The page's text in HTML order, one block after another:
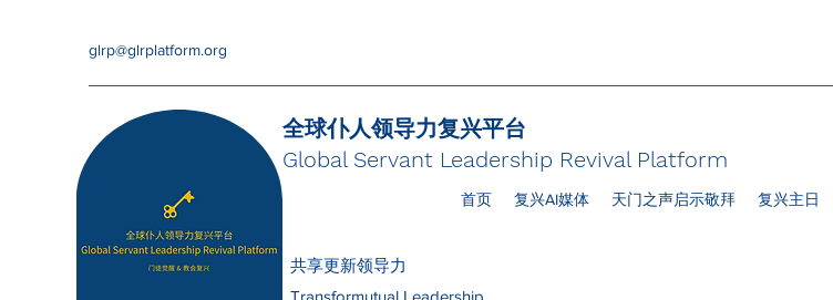
glrp@glrplatform.org
全球仆人领导力复兴平台
Global Servant Leadership Revival Platform
共享更新领导力
Transformutual Leadership
首页 复兴AI媒体 天门之声启示敬拜 复兴主日